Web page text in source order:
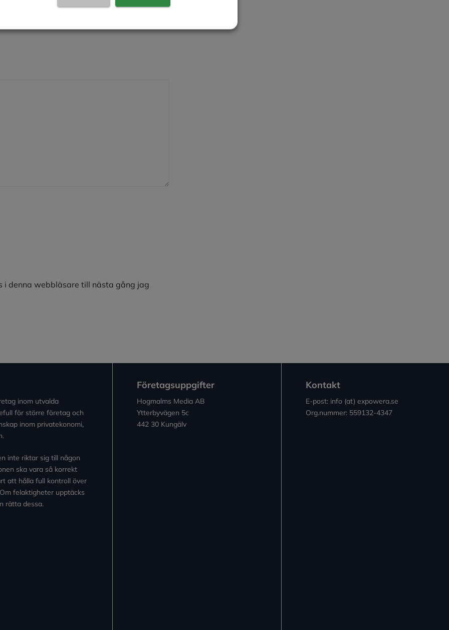
i denna webbläsare till nästa gång jag
inom utvalda
för större företag och
inom privatekonomi,
inte riktar sig till någon
ska vara så korrekt
att hålla full kontroll över
felaktigheter upptäcks
rätta dessa.
Företagsuppgifter
Hogmalms Media AB
Ytterbyvägen 5c
442 30 Kungälv
Kontakt
E-post: info (at) expowera.se
Org.nummer: 559132-4347